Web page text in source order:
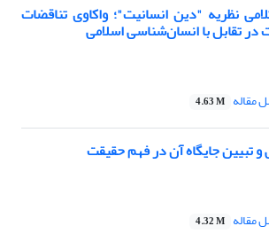
نظریه "دین انسانیت"؛ واکاوی تناقضات
در تقابل با انسان‌شناسی اسلامی
مقاله 4.63 M
تبیین جایگاه آن در فهم حقیقت
مقاله 4.32 M